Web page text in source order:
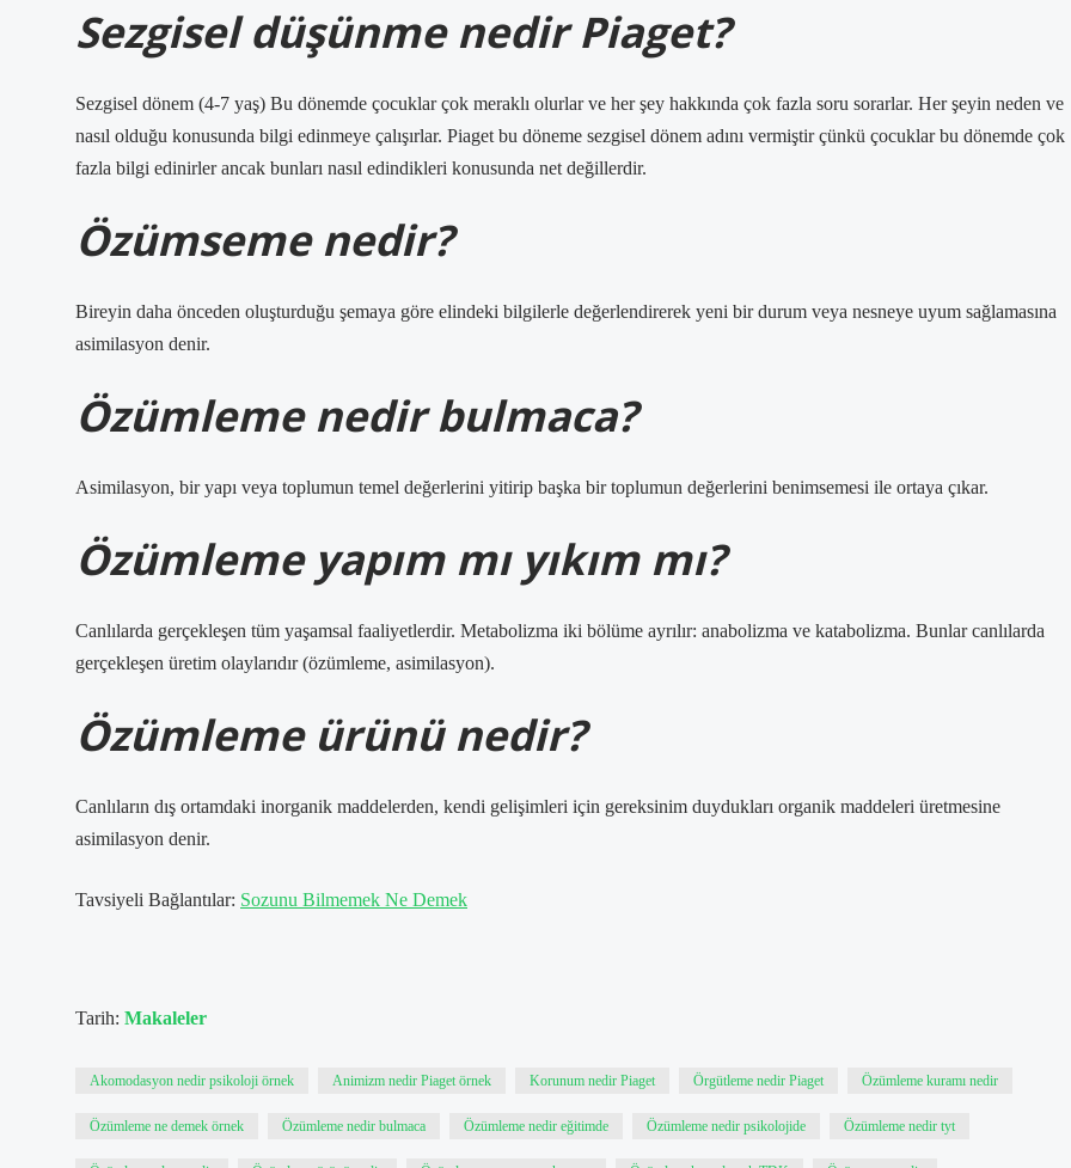
Sezgisel düşünme nedir Piaget?
Sezgisel dönem (4-7 yaş) Bu dönemde çocuklar çok meraklı olurlar ve her şey hakkında çok fazla soru sorarlar. Her şeyin neden ve
nasıl olduğu konusunda bilgi edinmeye çalışırlar. Piaget bu döneme sezgisel dönem adını vermiştir çünkü çocuklar bu dönemde çok
fazla bilgi edinirler ancak bunları nasıl edindikleri konusunda net değillerdir.
Özümseme nedir?
Bireyin daha önceden oluşturduğu şemaya göre elindeki bilgilerle değerlendirerek yeni bir durum veya nesneye uyum sağlamasına
asimilasyon denir.
Özümleme nedir bulmaca?
Asimilasyon, bir yapı veya toplumun temel değerlerini yitirip başka bir toplumun değerlerini benimsemesi ile ortaya çıkar.
Özümleme yapım mı yıkım mı?
Canlılarda gerçekleşen tüm yaşamsal faaliyetlerdir. Metabolizma iki bölüme ayrılır: anabolizma ve katabolizma. Bunlar canlılarda
gerçekleşen üretim olaylarıdır (özümleme, asimilasyon).
Özümleme ürünü nedir?
Canlıların dış ortamdaki inorganik maddelerden, kendi gelişimleri için gereksinim duydukları organik maddeleri üretmesine
asimilasyon denir.
Tavsiyeli Bağlantılar: Sozunu Bilmemek Ne Demek
Tarih: Makaleler
Akomodasyon nedir psikoloji örnek Animizm nedir Piaget örnek Korunum nedir Piaget Örgütleme nedir Piaget Özümleme kuramı nedir
Özümleme ne demek örnek Özümleme nedir bulmaca Özümleme nedir eğitimde Özümleme nedir psikolojide Özümleme nedir tyt